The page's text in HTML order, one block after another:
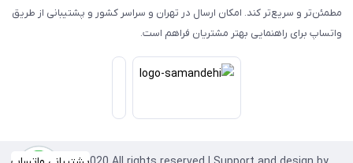
مطمئن‌تر و سریع‌تر کند. امکان ارسال در تهران و سراسر کشور و پشتیبانی از طریق
واتساپ برای راهنمایی بهتر مشتریان فراهم است.